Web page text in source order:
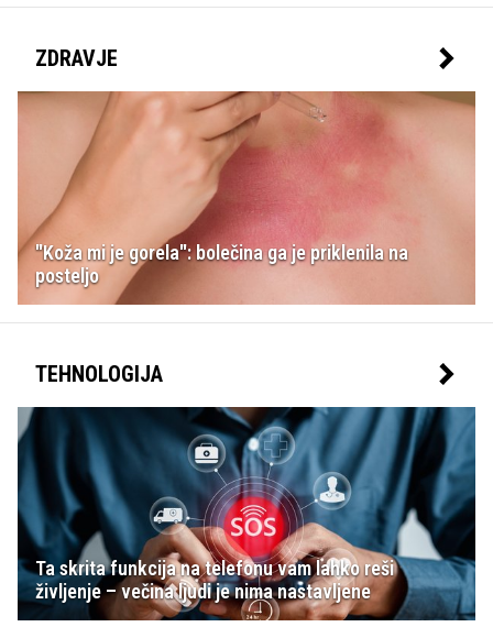
ZDRAVJE
"Koža mi je gorela": bolečina ga je priklenila na
posteljo
TEHNOLOGIJA
Ta skrita funkcija na telefonu vam lahko reši
življenje – večina ljudi je nima nastavljene